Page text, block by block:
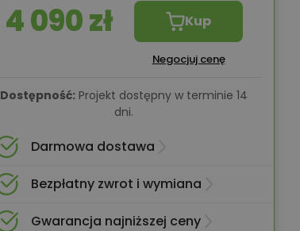
4 090 zł Kup
Negocjuj cenę
Dostępność: Projekt dostępny w terminie 14
dni.
Darmowa dostawa
Bezpłatny zwrot i wymiana
Gwarancja najniższej ceny